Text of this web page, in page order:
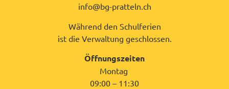
info@bg-pratteln.ch
Während den Schulferien
ist die Verwaltung geschlossen.
Öffnungszeiten
Montag
09:00 – 11:30